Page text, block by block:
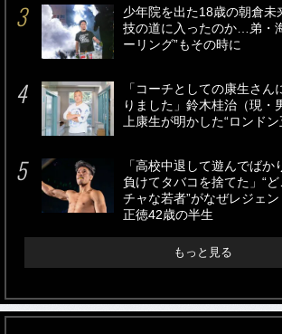
少年院を出た18歳の朝倉未
技の道に入ったのか…弟・
ーリング”もその時に
「コーチとしての康生さん
りました」鈴木桂治（現・
上康生が明かした“ロンドン
「高校中退して遊んでば
負けてタバコを捨てた」“
チャな若者”がなぜレジェ
正徳42歳の半生
もっと見る